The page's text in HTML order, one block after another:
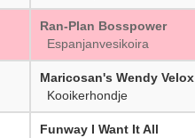
Ran-Plan Bosspower
Espanjanvesikoira
Maricosan's Wendy Velox
Kooikerhondje
Funway I Want It All